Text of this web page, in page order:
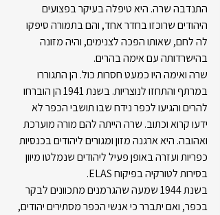
התנדבה שרה. היא טיפלה בעיקר בפצועים
היהודים שרוכזו בחדר אחד, והם בתמורה סיפקו
לה לחם, שאותו הפכה לצנימים, והיה מזונה
בהישרדותה עם אימה בהרים.
שרה ואימה היו כמעט חסרות כול. הן התגוררו
במרתף והתחזו לנוצריות. בשנת 1941 הן הוברחו
להרים והגיעו לכפר נידח שבו תושבי הכפר לא
ידעו קרוא וכתוב. שרה הייתה להם מורה מוערכת
ואהובה. היא ארגנה מזון ומגורים ליהודים בכנסיות
כפריות ועזרה באופן פעיל ליהודים שנמלטו מיוון
בסירות לטורקיה בפיקוח ELAS.
בשנת 1944 שמעה שהגרמנים מתכוונים לבקר
בכפר, ואם יתברר כי אנשי הכפר מסתירים יהודים,